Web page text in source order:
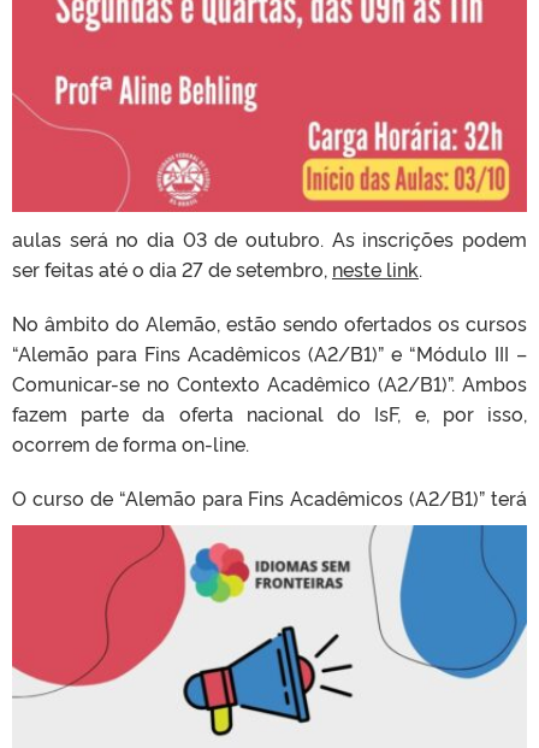
aulas será no dia 03 de outubro. As inscrições podem
ser feitas até o dia 27 de setembro, neste link.
No âmbito do Alemão, estão sendo ofertados os cursos
“Alemão para Fins Acadêmicos (A2/B1)” e “Módulo III –
Comunicar-se no Contexto Acadêmico (A2/B1)”. Ambos
fazem parte da oferta nacional do IsF, e, por isso,
ocorrem de forma on-line.
O curso de “Alemão para Fins Acadêmicos (A2/B1)” terá